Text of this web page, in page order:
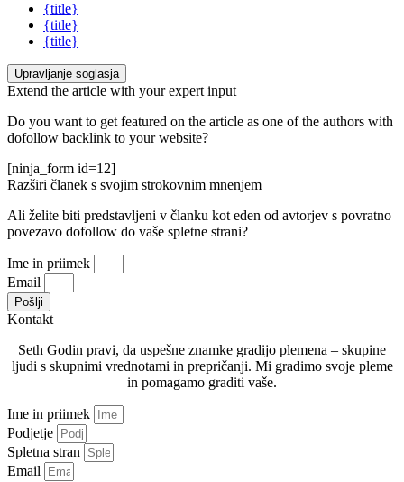
{title}
{title}
{title}
Upravljanje soglasja
Extend the article with your expert input
Do you want to get featured on the article as one of the authors with
dofollow backlink to your website?
[ninja_form id=12]
Razširi članek s svojim strokovnim mnenjem
Ali želite biti predstavljeni v članku kot eden od avtorjev s povratno
povezavo dofollow do vaše spletne strani?
Ime in priimek
Email
Pošlji
Kontakt
Seth Godin pravi, da uspešne znamke gradijo plemena – skupine
ljudi s skupnimi vrednotami in prepričanji. Mi gradimo svoje pleme
in pomagamo graditi vaše.
Ime in priimek
Podjetje
Spletna stran
Email